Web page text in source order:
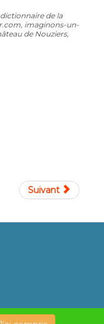
de la
imaginons-un-
de Nouziers,
Suivant